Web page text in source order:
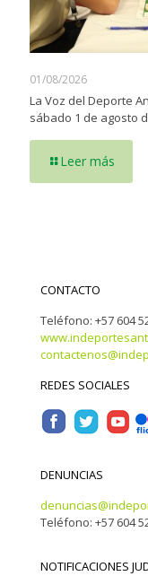
01/08/2026
La Voz del Deporte
sábado 1 de agosto
Leer más
CONTACTO
Teléfono: +57 604
REDES SOCIALES
DENUNCIAS
Teléfono: +57 604
NOTIFICACIONES